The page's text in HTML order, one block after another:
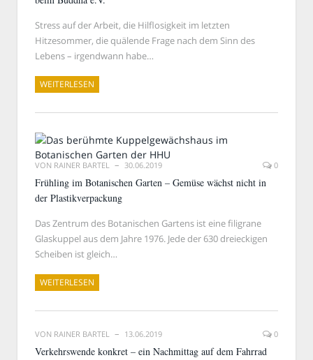
Stress auf der Arbeit, die Hilflosigkeit im letzten
Hitzesommer, die quälende Frage nach dem Sinn des
Lebens – irgendwann habe…
WEITERLESEN
VON RAINER BARTEL 30.06.2019 0
Frühling im Botanischen Garten – Gemüse wächst nicht in
der Plastikverpackung
Das Zentrum des Botanischen Gartens ist eine filigrane
Glaskuppel aus dem Jahre 1976. Jede der 630 dreieckigen
Scheiben ist gleich…
WEITERLESEN
VON RAINER BARTEL 13.06.2019 0
Verkehrswende konkret – ein Nachmittag auf dem Fahrrad